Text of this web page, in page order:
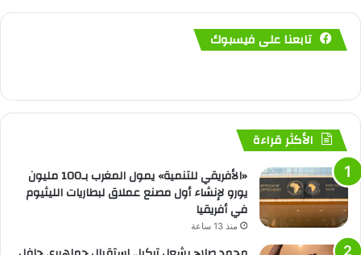
تابعنا على فيسبوك
الأكثر قراءة
«الأفريقي للتنمية» يمول المغرب بـ100 مليون
يورو لإنشاء أول مصنع عملاق لبطاريات الليثيوم
في أفريقيا
منذ 13 ساعة